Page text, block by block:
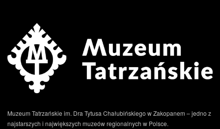
Muzeum Tatrzańskie im. Dra Tytusa Chałubińskiego w Zakopanem – jedno z
najstarszych i największych muzeów regionalnych w Polsce.
.